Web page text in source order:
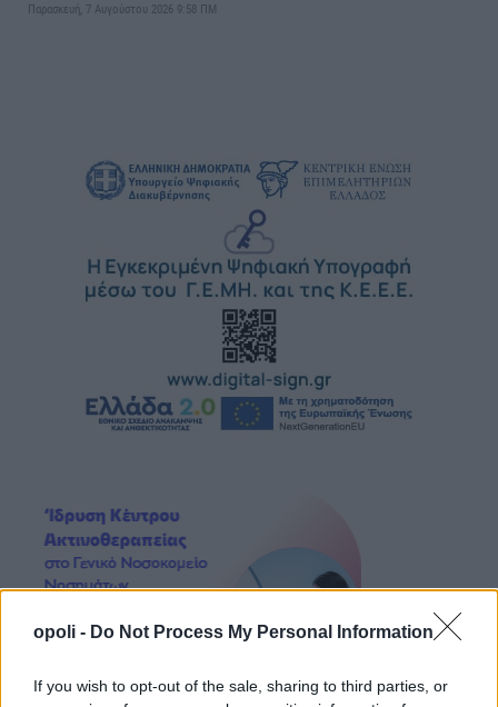
opoli - Do Not Process My Personal Information
If you wish to opt-out of the sale, sharing to third parties, or
Παρασκευή, 7 Αυγούστου 2026 9:58 ΠΜ